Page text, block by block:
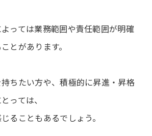
っては業務範囲や責任範囲が明確
とがあります。
ちたい方や、積極的に昇進・昇格
っては、
ることもあるでしょう。